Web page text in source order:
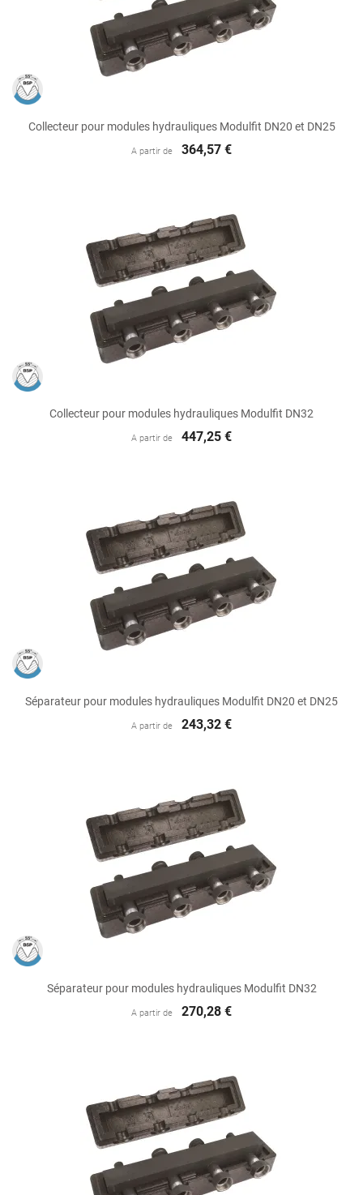
Collecteur pour modules hydrauliques Modulfit DN20 et DN25
A partir de 364,57 €
Collecteur pour modules hydrauliques Modulfit DN32
A partir de 447,25 €
Séparateur pour modules hydrauliques Modulfit DN20 et DN25
A partir de 243,32 €
Séparateur pour modules hydrauliques Modulfit DN32
A partir de 270,28 €